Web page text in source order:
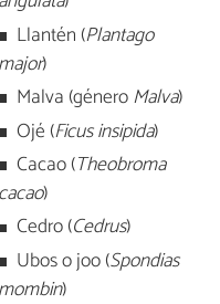
Llantén (Plantago
major)
Malva (géneroMalva)
Ojé (Ficus insipida)
Cacao (Theobroma
cacao)
Cedro (Cedrus)
Ubos o joo (Spondias
mombin)